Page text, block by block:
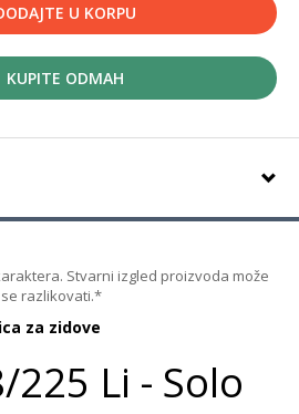
U KORPU
KUPITE ODMAH
Stvarni izgled proizvoda može
se razlikovati.*
za zidove
225 Li - Solo